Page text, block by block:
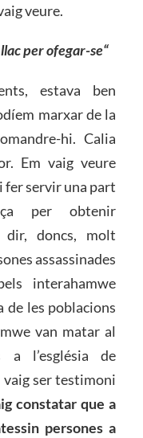
veure.
per ofegar-se“
estava ben
marxar de la
hi. Calia
Em vaig veure
fer servir una part
per obtenir
dir, doncs, molt
assassinades
interahamwe
de les poblacions
van matar al
a l’església de
ser testimoni
constatar que a
persones a